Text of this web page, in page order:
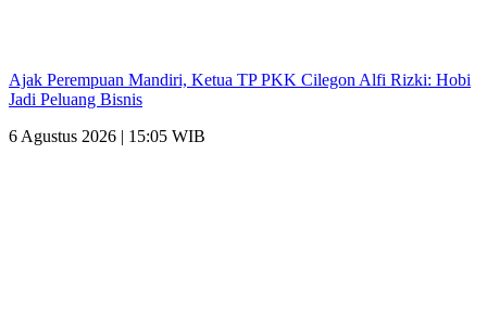
Ajak Perempuan Mandiri, Ketua TP PKK Cilegon Alfi Rizki: Hobi
Jadi Peluang Bisnis
6 Agustus 2026 | 15:05 WIB